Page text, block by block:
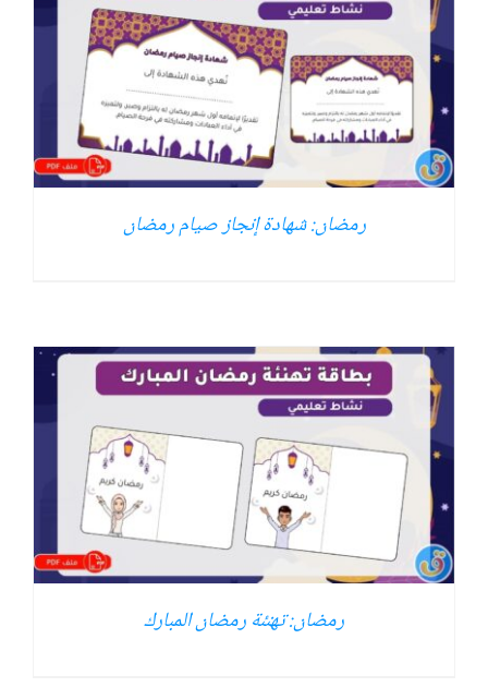
رمضان: شهادة إنجاز صيام رمضان
رمضان: تهنئة رمضان المبارك